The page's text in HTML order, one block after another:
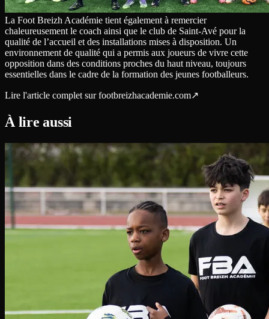
La Foot Breizh Académie tient également à remercier
chaleureusement le coach ainsi que le club de Saint-Avé pour la
qualité de l’accueil et des installations mises à disposition. Un
environnement de qualité qui a permis aux joueurs de vivre cette
opposition dans des conditions proches du haut niveau, toujours
essentielles dans le cadre de la formation des jeunes footballeurs.
Lire l'article complet sur footbreizhacademie.com↗
À lire aussi